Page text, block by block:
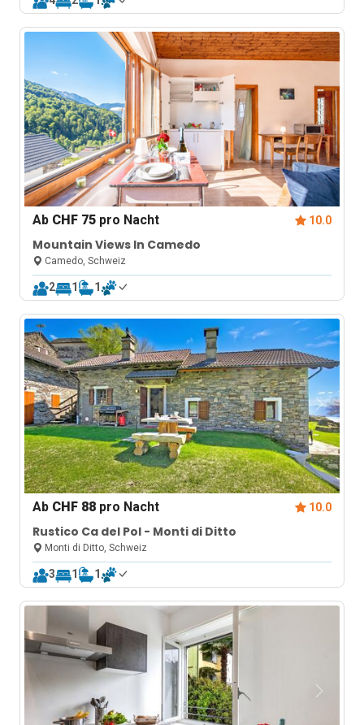
Ab CHF 75 pro Nacht 10.0
Mountain Views In Camedo
Camedo, Schweiz
2 1 1
Ab CHF 88 pro Nacht 10.0
Rustico Ca del Pol - Monti di Ditto
Monti di Ditto, Schweiz
3 1 1